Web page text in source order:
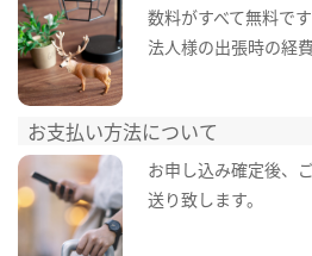
数料がすべて無料です
法人様の出張時の経
お支払い方法について
お申し込み確定後、
送り致します。